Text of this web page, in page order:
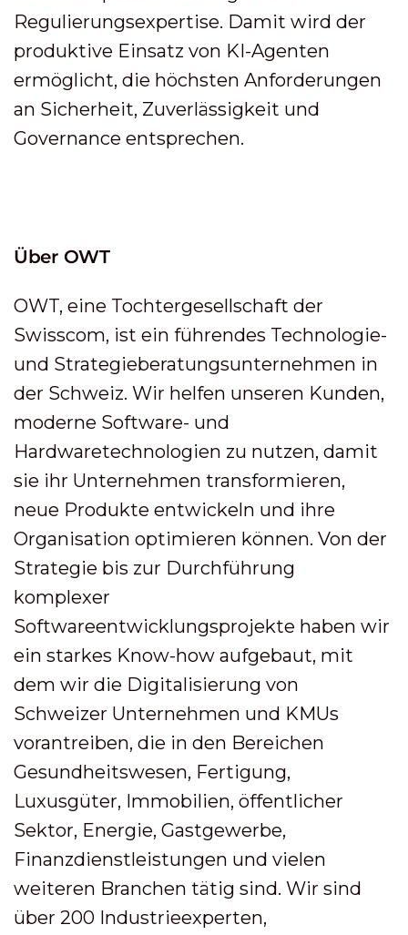
Regulierungsexpertise. Damit wird der
produktive Einsatz von KI-Agenten
ermöglicht, die höchsten Anforderungen
an Sicherheit, Zuverlässigkeit und
Governance entsprechen.
Über OWT
OWT, eine Tochtergesellschaft der
Swisscom, ist ein führendes Technologie-
und Strategieberatungsunternehmen in
der Schweiz. Wir helfen unseren Kunden,
moderne Software- und
Hardwaretechnologien zu nutzen, damit
sie ihr Unternehmen transformieren,
neue Produkte entwickeln und ihre
Organisation optimieren können. Von der
Strategie bis zur Durchführung
komplexer
Softwareentwicklungsprojekte haben wir
ein starkes Know-how aufgebaut, mit
dem wir die Digitalisierung von
Schweizer Unternehmen und KMUs
vorantreiben, die in den Bereichen
Gesundheitswesen, Fertigung,
Luxusgüter, Immobilien, öffentlicher
Sektor, Energie, Gastgewerbe,
Finanzdienstleistungen und vielen
weiteren Branchen tätig sind. Wir sind
über 200 Industrieexperten,